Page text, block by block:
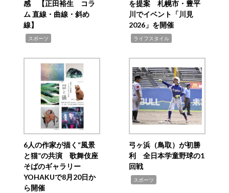
感 【正田裕生 コラ
ム 直線・曲線・斜め
線】
スポーツ
を提案 札幌市・豊平
川でイベント「川見
2026」を開催
ライフスタイル
6人の作家が描く“風景
と猫”の共演 歌舞伎座
そばのギャラリー
YOHAKUで8月20日か
ら開催
弓ヶ浜（鳥取）が初勝
利 全日本学童野球の1
回戦
スポーツ